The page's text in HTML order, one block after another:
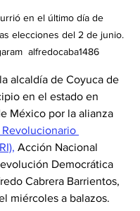
en el último día de
elecciones del 2 de junio.
alfredocaba1486
alcaldía de Coyuca de
en el estado en
México por la alianza
Revolucionario
Acción Nacional
Democrática
Cabrera Barrientos,
miércoles a balazos.